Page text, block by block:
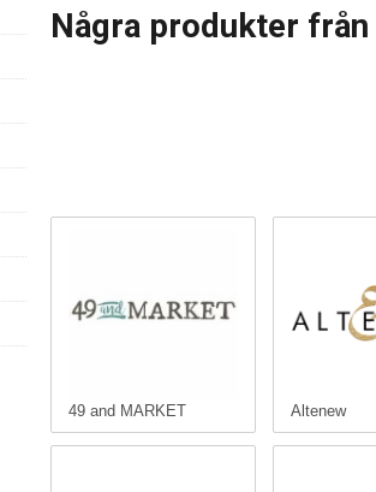
Några produkter
49 and MARKET Altenew